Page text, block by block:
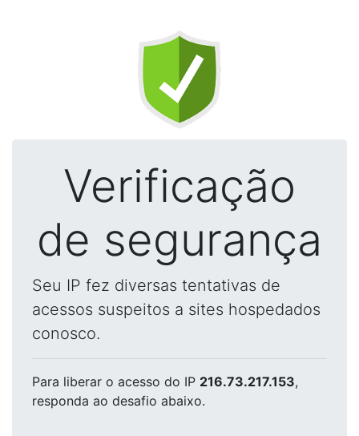
Verificação
de segurança
Seu IP fez diversas tentativas de
acessos suspeitos a sites hospedados
conosco.
Para liberar o acesso do IP 216.73.217.153,
responda ao desafio abaixo.